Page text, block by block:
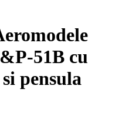
51B cu
pensula